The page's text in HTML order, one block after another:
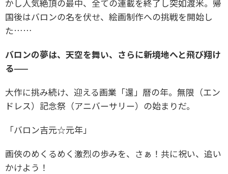
かし人気絶頂の最中、全ての連載を終了し突如渡米。帰
国後はバロンの名を伏せ、絵画制作への挑戦を開始し
た……
バロンの夢は、天空を舞い、さらに新境地へと飛び翔け
る——
大作に挑み続け、迎える画業「還」暦の年。無限（エン
ドレス）記念祭（アニバーサリー）の始まりだ。
「バロン吉元☆元年」
画俠のめくるめく激烈の歩みを、さぁ！共に祝い、追い
かけよう！